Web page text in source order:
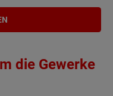
die Gewerke